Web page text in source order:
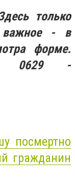
только
важное - в
форме.
0629 -
посмертно
гражданин